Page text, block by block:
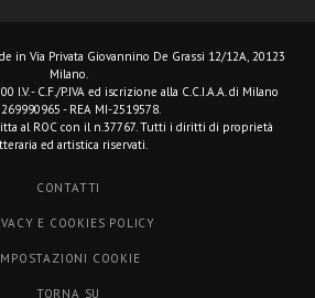
in Via Privata Giovannino De Grassi 12/12A, 20123
Milano.
I.V. - C.F./P.IVA ed iscrizione alla C.C.I.A.A. di Milano
- REA MI-2519578.
al ROC con il n.37767. Tutti i diritti di proprietà
ed artistica riservati.
CONTATTI
E COOKIES POLICY
COOKIE
TORNA SU